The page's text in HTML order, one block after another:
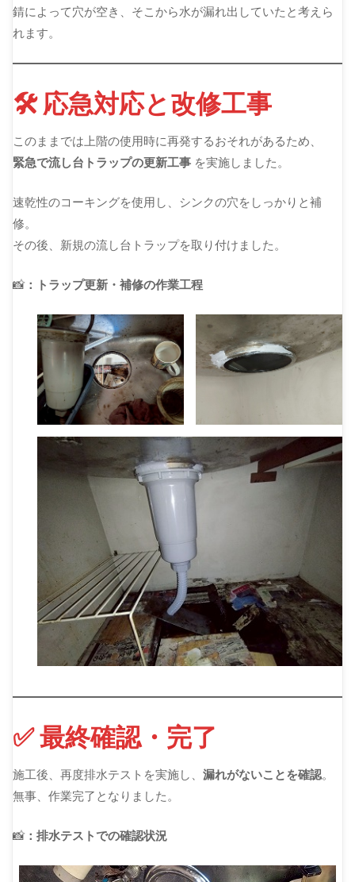
錆によって穴が空き、そこから水が漏れ出していたと考えら
れます。
🛠️ 応急対応と改修工事
このままでは上階の使用時に再発するおそれがあるため、
緊急で流し台トラップの更新工事 を実施しました。
速乾性のコーキングを使用し、シンクの穴をしっかりと補
修。
その後、新規の流し台トラップを取り付けました。
📸：トラップ更新・補修の作業工程
✅ 最終確認・完了
施工後、再度排水テストを実施し、漏れがないことを確認。
無事、作業完了となりました。
📸：排水テストでの確認状況